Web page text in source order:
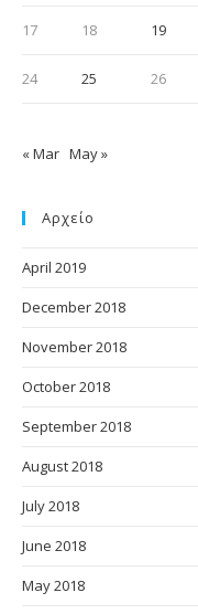
17 18 19
24 25 26
« Mar May »
Αρχείο
April 2019
December 2018
November 2018
October 2018
September 2018
August 2018
July 2018
June 2018
May 2018